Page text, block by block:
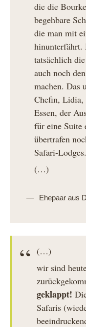
die die
begehbare
die man mit
hinunterfährt.
tatsächlich
auch noch
machen. Das
Chefin, Lidia,
Essen, der
für eine Suite
übertrafen
Safari-Lodges.
(…)
Ehepaar aus
(…)
wir sind
geklappt!
Safaris